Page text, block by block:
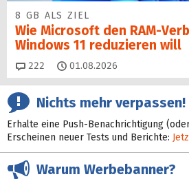
8 GB ALS ZIEL
Wie Microsoft den RAM-
Windows 11 reduzieren will
222 Kommentare
01.08.2026
Nichts mehr verpassen!
Erhalte eine Push-Benachrichtigung
Erscheinen neuer Tests und Berichte:
Warum Werbebanner?